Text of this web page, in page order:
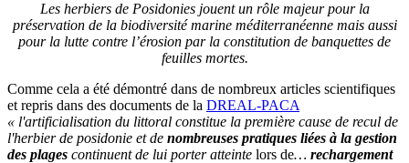
Les herbiers de Posidonies jouent un rôle majeur pour la
préservation de la biodiversité marine méditerranéenne mais aussi
pour la lutte contre l’érosion par la constitution de banquettes de
feuilles mortes.
Comme cela a été démontré dans de nombreux articles scientifiques
et repris dans des documents de la DREAL-PACA
« l'artificialisation du littoral constitue la première cause de recul de
l'herbier de posidonie et de nombreuses pratiques liées à la gestion
des plages continuent de lui porter atteinte lors de… rechargement